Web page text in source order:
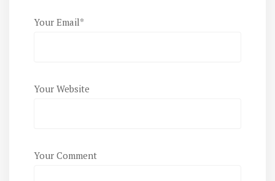
Your Email*
Your Website
Your Comment